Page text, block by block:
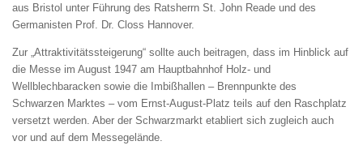
aus Bristol unter Führung des Ratsherrn St. John Reade und des
Germanisten Prof. Dr. Closs Hannover.
Zur „Attraktivitätssteigerung“ sollte auch beitragen, dass im Hinblick auf
die Messe im August 1947 am Hauptbahnhof Holz- und
Wellblechbaracken sowie die Imbißhallen – Brennpunkte des
Schwarzen Marktes – vom Ernst-August-Platz teils auf den Raschplatz
versetzt werden. Aber der Schwarzmarkt etabliert sich zugleich auch
vor und auf dem Messegelände.